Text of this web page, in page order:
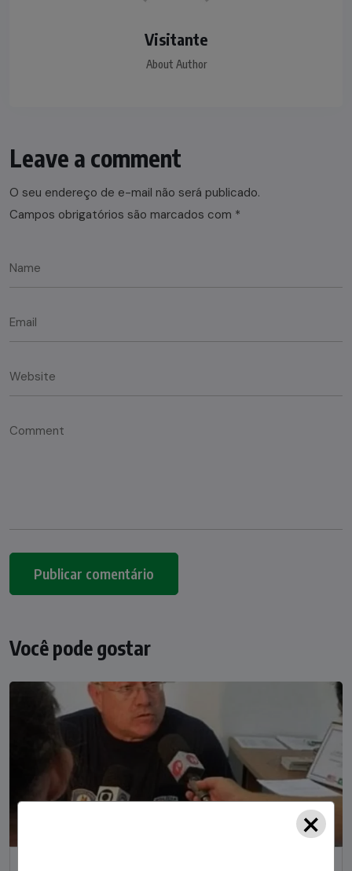
Visitante
About Author
Leave a comment
O seu endereço de e-mail não será publicado.
Campos obrigatórios são marcados com *
Você pode gostar
×